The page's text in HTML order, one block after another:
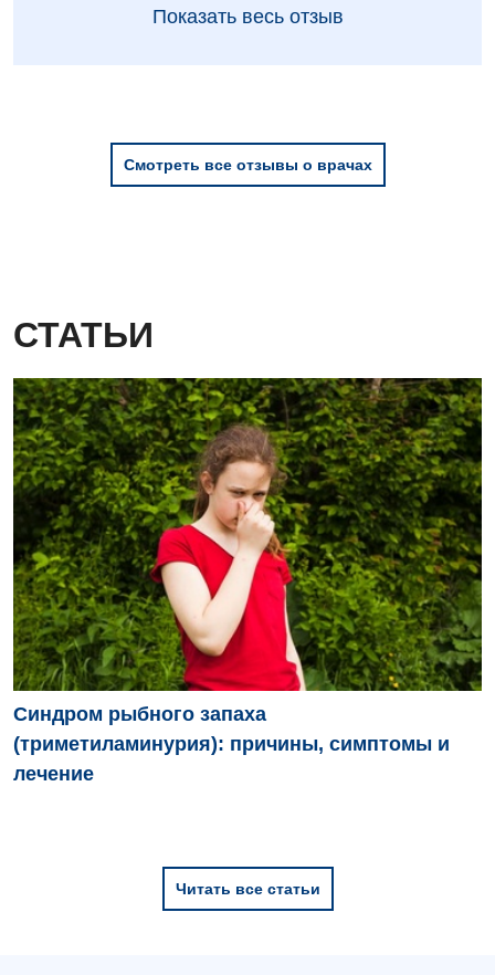
Показать весь отзыв
Смотреть все отзывы о врачах
СТАТЬИ
Синдром рыбного запаха
(триметиламинурия): причины, симптомы и
лечение
Читать все статьи